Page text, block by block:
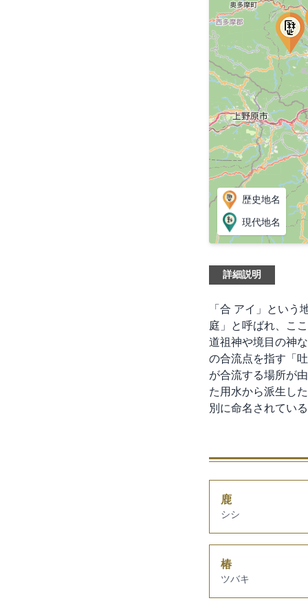
歴史地名
現代地名
詳細説明
「合 アイ」とい
庭」と呼ばれ、こ
道祖神や境目の神
の合流点を指す「
が合流する場所が
た用水から派生し
別に命名されてい
鹿
シシ
椿
ツバキ